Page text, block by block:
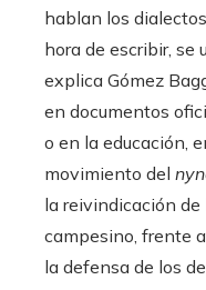
hablan los
hora de escribir, se
explica Gómez
en documentos
o en la educación,
movimiento del
la reivindicación de
campesino, frente
la defensa de los